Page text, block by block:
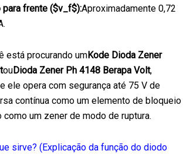
frente ($v_f$):Aproximadamente 0,72
está procurando umKode Dioda Zener
ouDioda Zener Ph 4148 Berapa Volt,
ele opera com segurança até 75 V de
contínua como um elemento de bloqueio
como um zener de modo de ruptura.
sirve? (Explicação da função do diodo